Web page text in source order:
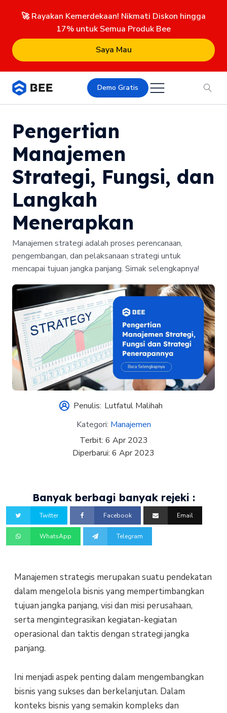
🚀 Rayakan Kemerdekaan! Nikmati Diskon hingga
17% untuk Semua Produk Bee
Saya Mau
Demo Gratis
Pengertian
Manajemen
Strategi, Fungsi, dan
Langkah
Menerapkan
Manajemen strategi adalah proses perencanaan,
pengembangan, dan pelaksanaan strategi untuk
mencapai tujuan jangka panjang. Simak selengkapnya!
Penulis: Lutfatul Malihah
Kategori: Manajemen
Terbit: 6 Apr 2023
Diperbarui: 6 Apr 2023
Banyak berbagi banyak rejeki :
Twitter Facebook Email
WhatsApp Telegram
Manajemen strategis merupakan suatu pendekatan
dalam mengelola bisnis yang mempertimbangkan
tujuan jangka panjang, visi dan misi perusahaan,
serta mengintegrasikan kegiatan-kegiatan
operasional dan taktis dengan strategi jangka
panjang.
Ini menjadi aspek penting dalam mengembangkan
bisnis yang sukses dan berkelanjutan. Dalam
konteks bisnis yang semakin kompleks dan